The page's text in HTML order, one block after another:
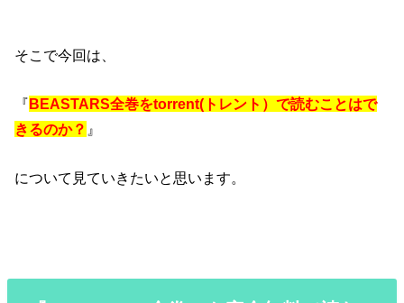
そこで今回は、
『BEASTARS全巻をtorrent(トレント）で読むことはで
きるのか？ 』
について見ていきたいと思います。